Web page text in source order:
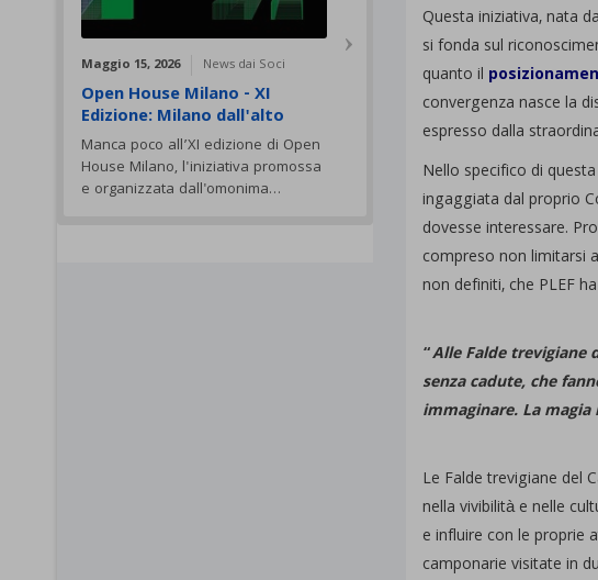
Maggio 15, 2026 News dai Soci
Open House Milano - XI
Edizione: Milano dall'alto
Manca poco all’XI edizione di Open
House Milano, l'iniziativa promossa
e organizzata dall'omonima…
Questa iniziativa, nata
si fonda sul
quanto il
convergenza nasce la
espresso dalla
Nello specifico di
ingaggiata dal proprio
dovesse interessare.
compreso non limitarsi
non definiti, che PLEF
“Alle Falde trevigiane
senza cadute, che
immaginare. La
Le Falde trevigiane del
nella vivibilità e nelle
e influire con le proprie
camponarie visitate in